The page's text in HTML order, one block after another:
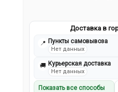
Доставка в
📍 Пункты самовывоза
Нет данных
🚚 Курьерская доставка
Нет данных
Показать все способы